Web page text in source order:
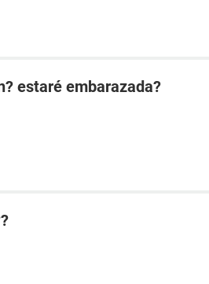
estaré embarazada?